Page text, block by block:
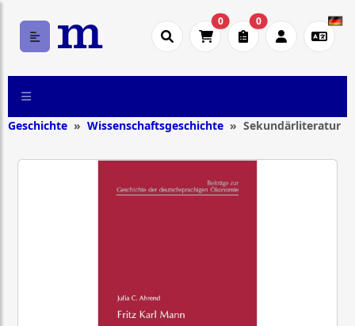
0 0
Geschichte Wissenschaftsgeschichte Sekundärliteratur